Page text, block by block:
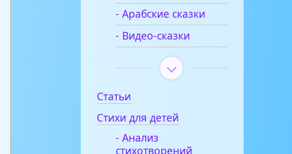
- Арабские сказки
- Видео-сказки
Статьи
Стихи для детей
- Анализ
стихотворений